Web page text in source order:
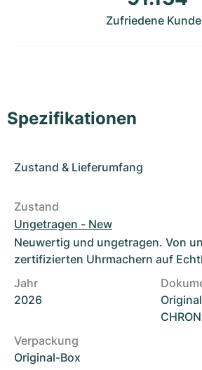
Zufriedene
Spezifikationen
Zustand & Lieferumfang
Zustand
Ungetragen - New
Neuwertig und ungetragen. Von
zertifizierten Uhrmachern auf
Jahr
2026
Verpackung
Original-Box